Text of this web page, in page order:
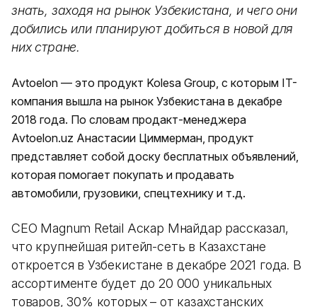
знать, заходя на рынок Узбекистана, и чего они
добились или планируют добиться в новой для
них стране.
Avtoelon — это продукт Kolesa Group, с которым IT-
компания вышла на рынок Узбекистана в декабре
2018 года. По словам продакт-менеджера
Avtoelon.uz Анастасии Циммерман, продукт
представляет собой доску бесплатных объявлений,
которая помогает покупать и продавать
автомобили, грузовики, спецтехнику и т.д.
СЕО Magnum Retail Аскар Мнайдар рассказал,
что крупнейшая ритейл-сеть в Казахстане
откроется в Узбекистане в декабре 2021 года. В
ассортименте будет до 20 000 уникальных
товаров, 30% которых – от казахстанских